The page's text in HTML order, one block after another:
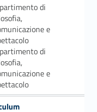
di
e
di
e